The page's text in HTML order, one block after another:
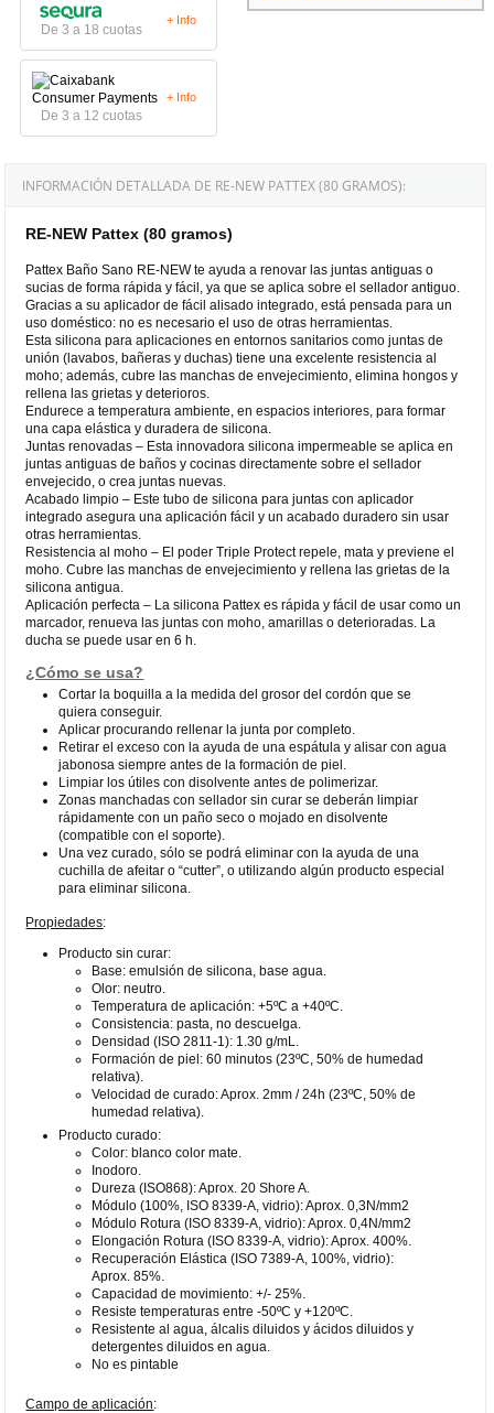
De 3 a 18 cuotas
+ Info
De 3 a 12 cuotas
+ Info
INFORMACIÓN DETALLADA DE RE-NEW PATTEX (80 GRAMOS):
RE-NEW Pattex (80 gramos)
Pattex Baño Sano RE-NEW te ayuda a renovar las juntas antiguas o
sucias de forma rápida y fácil, ya que se aplica sobre el sellador antiguo.
Gracias a su aplicador de fácil alisado integrado, está pensada para un
uso doméstico: no es necesario el uso de otras herramientas.
Esta silicona para aplicaciones en entornos sanitarios como juntas de
unión (lavabos, bañeras y duchas) tiene una excelente resistencia al
moho; además, cubre las manchas de envejecimiento, elimina hongos y
rellena las grietas y deterioros.
Endurece a temperatura ambiente, en espacios interiores, para formar
una capa elástica y duradera de silicona.
Juntas renovadas – Esta innovadora silicona impermeable se aplica en
juntas antiguas de baños y cocinas directamente sobre el sellador
envejecido, o crea juntas nuevas.
Acabado limpio – Este tubo de silicona para juntas con aplicador
integrado asegura una aplicación fácil y un acabado duradero sin usar
otras herramientas.
Resistencia al moho – El poder Triple Protect repele, mata y previene el
moho. Cubre las manchas de envejecimiento y rellena las grietas de la
silicona antigua.
Aplicación perfecta – La silicona Pattex es rápida y fácil de usar como un
marcador, renueva las juntas con moho, amarillas o deterioradas. La
ducha se puede usar en 6 h.
¿Cómo se usa?
Cortar la boquilla a la medida del grosor del cordón que se
quiera conseguir.
Aplicar procurando rellenar la junta por completo.
Retirar el exceso con la ayuda de una espátula y alisar con agua
jabonosa siempre antes de la formación de piel.
Limpiar los útiles con disolvente antes de polimerizar.
Zonas manchadas con sellador sin curar se deberán limpiar
rápidamente con un paño seco o mojado en disolvente
(compatible con el soporte).
Una vez curado, sólo se podrá eliminar con la ayuda de una
cuchilla de afeitar o “cutter”, o utilizando algún producto especial
para eliminar silicona.
Propiedades:
Producto sin curar:
Base: emulsión de silicona, base agua.
Olor: neutro.
Temperatura de aplicación: +5ºC a +40ºC.
Consistencia: pasta, no descuelga.
Densidad (ISO 2811-1): 1.30 g/mL.
Formación de piel: 60 minutos (23ºC, 50% de humedad
relativa).
Velocidad de curado: Aprox. 2mm / 24h (23ºC, 50% de
humedad relativa).
Producto curado:
Color: blanco color mate.
Inodoro.
Dureza (ISO868): Aprox. 20 Shore A.
Módulo (100%, ISO 8339-A, vidrio): Aprox. 0,3N/mm2
Módulo Rotura (ISO 8339-A, vidrio): Aprox. 0,4N/mm2
Elongación Rotura (ISO 8339-A, vidrio): Aprox. 400%.
Recuperación Elástica (ISO 7389-A, 100%, vidrio):
Aprox. 85%.
Capacidad de movimiento: +/- 25%.
Resiste temperaturas entre -50ºC y +120ºC.
Resistente al agua, álcalis diluidos y ácidos diluidos y
detergentes diluidos en agua.
No es pintable
Campo de aplicación: